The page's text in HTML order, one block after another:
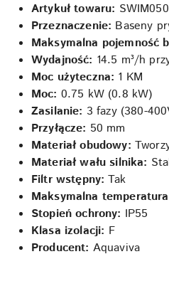
Artykuł towaru:
Przeznaczenie: Baseny
Maksymalna pojemność
Wydajność: 14.5 m³/h
Moc użyteczna: 1 KM
Moc: 0.75 kW (0.8 kW)
Zasilanie: 3 fazy (380-
Przyłącze: 50 mm
Materiał obudowy:
Materiał wału silnika:
Filtr wstępny: Tak
Maksymalna
Stopień ochrony: IP55
Klasa izolacji: F
Producent: Aquaviva